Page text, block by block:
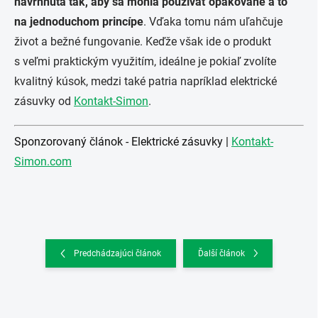
na jednoduchom princípe. Vďaka tomu nám uľahčuje
život a bežné fungovanie. Keďže však ide o produkt
s veľmi praktickým využitím, ideálne je pokiaľ zvolíte
kvalitný kúsok, medzi také patria napríklad elektrické
zásuvky od Kontakt-Simon.
Sponzorovaný článok - Elektrické zásuvky |
Kontakt-
Simon.com
Predchádzajúci článok Ďalší článok